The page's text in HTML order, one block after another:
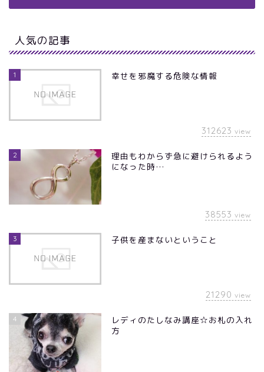
人気の記事
1 幸せを邪魔する危険な情報
312623 view
2
理由もわからず急に避けられるよう
になった時…
38553 view
3 子供を産まないということ
21290 view
4
レディのたしなみ講座☆お札の入れ
方